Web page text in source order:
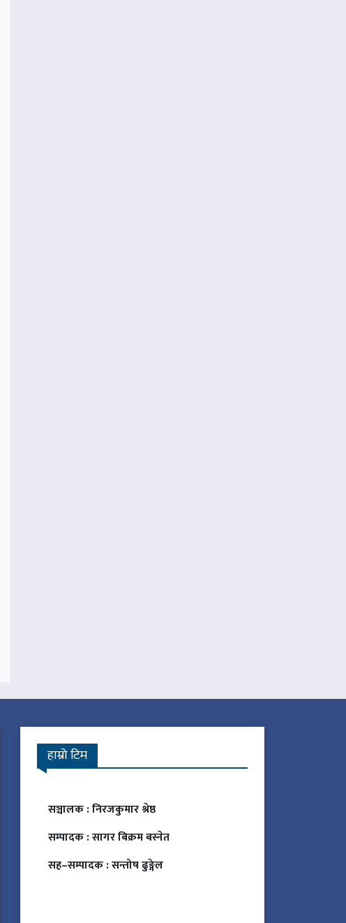
हाम्रो टिम
सञ्चालक :निरजकुमार श्रेष्ठ
सम्पादक :सागर बिक्रम बस्नेत
सह–सम्पादक :सन्तोष ढुङ्गेल